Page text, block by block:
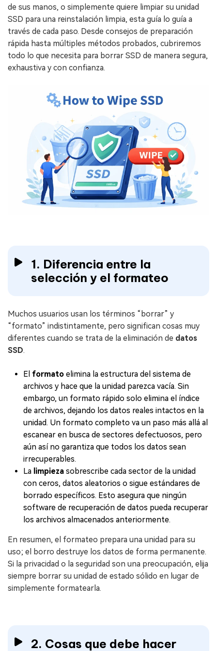
de sus manos, o simplemente quiere limpiar su unidad
SSD para una reinstalación limpia, esta guía lo guía a
través de cada paso. Desde consejos de preparación
rápida hasta múltiples métodos probados, cubriremos
todo lo que necesita para borrar SSD de manera segura,
exhaustiva y con confianza.
1. Diferencia entre la
selección y el formateo
Muchos usuarios usan los términos “borrar” y
“formato” indistintamente, pero significan cosas muy
diferentes cuando se trata de la eliminación de datos
SSD.
El formato elimina la estructura del sistema de
archivos y hace que la unidad parezca vacía. Sin
embargo, un formato rápido solo elimina el índice
de archivos, dejando los datos reales intactos en la
unidad. Un formato completo va un paso más allá al
escanear en busca de sectores defectuosos, pero
aún así no garantiza que todos los datos sean
irrecuperables.
La limpieza sobrescribe cada sector de la unidad
con ceros, datos aleatorios o sigue estándares de
borrado específicos. Esto asegura que ningún
software de recuperación de datos pueda recuperar
los archivos almacenados anteriormente.
En resumen, el formateo prepara una unidad para su
uso; el borro destruye los datos de forma permanente.
Si la privacidad o la seguridad son una preocupación, elija
siempre borrar su unidad de estado sólido en lugar de
simplemente formatearla.
2. Cosas que debe hacer